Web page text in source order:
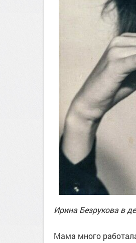
Ирина Безрукова в
Мама много